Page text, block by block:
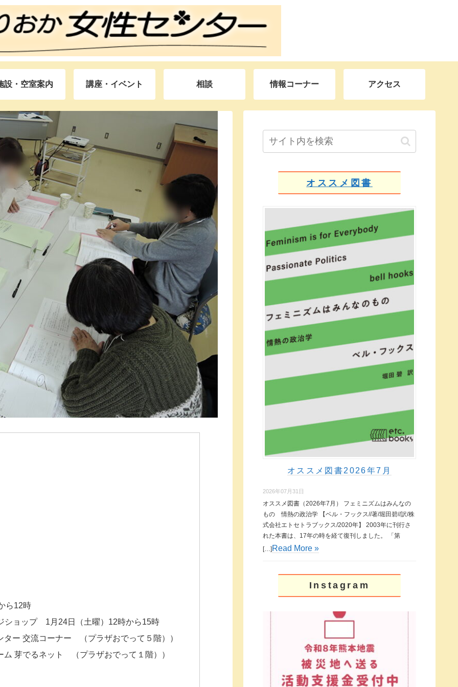
設・空室案内 講座・イベント 相談 情報コーナー アクセス
ら12時
ショップ 1月24日（土曜）12時から15時
ター 交流コーナー （プラザおでって５階））
ム 芽でるネット （プラザおでって１階））
オススメ図書
オススメ図書2026年7月
2026年07月31日
オススメ図書（2026年7月） フェミニズムはみんなの
もの 情熱の政治学 【ベル・フックス//著/堀田碧//訳/株
式会社エトセトラブックス/2020年】 2003年に刊行さ
れた本書は、17年の時を経て復刊しました。 「第
[…]Read More »
Instagram